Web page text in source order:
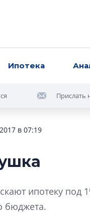
Ипотека
Прислать
в 07:19
ипотеку под
бюджета.